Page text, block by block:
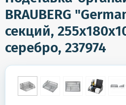
BRAUBERG
секций,
серебро, 237974